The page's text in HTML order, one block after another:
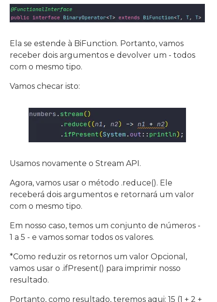
Ela se estende à BiFunction. Portanto, vamos
receber dois argumentos e devolver um - todos
com o mesmo tipo.
Vamos checar isto:
Usamos novamente o Stream API.
Agora, vamos usar o método .reduce(). Ele
receberá dois argumentos e retornará um valor
com o mesmo tipo.
Em nosso caso, temos um conjunto de números -
1 a 5 - e vamos somar todos os valores.
*Como reduzir os retornos um valor Opcional,
vamos usar o .ifPresent() para imprimir nosso
resultado.
Portanto, como resultado, teremos aqui: 15 (1 + 2 +